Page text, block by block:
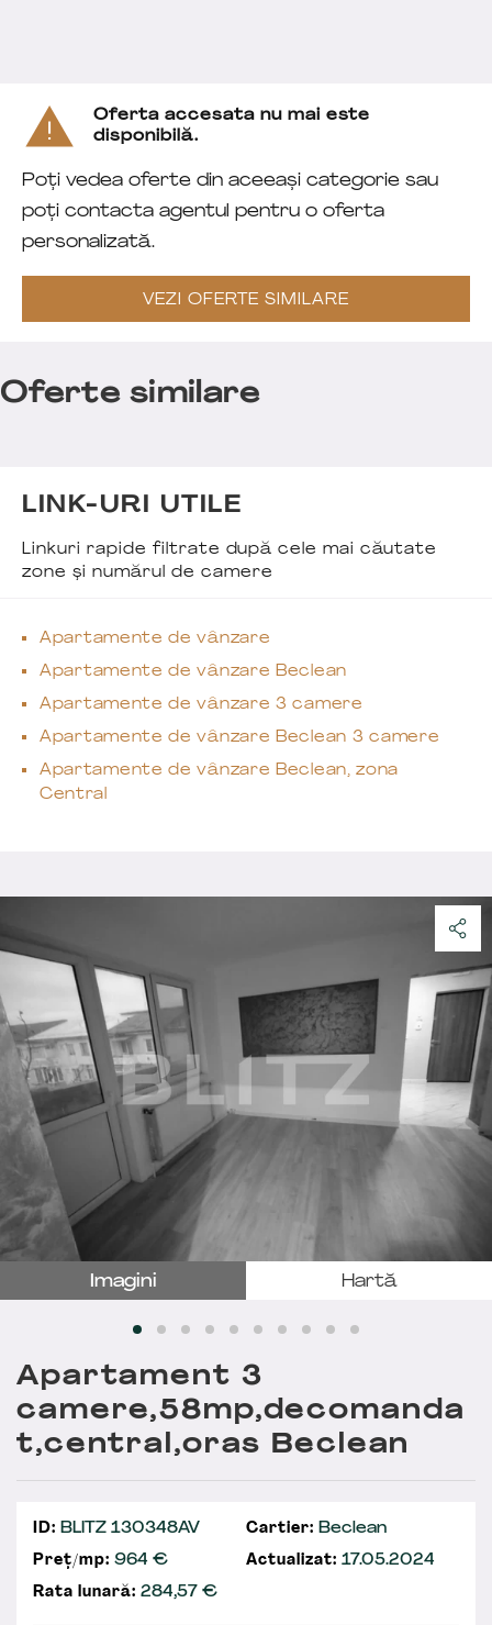
Oferta accesata nu mai este
disponibilă.
Poți vedea oferte din aceeași categorie sau
poți contacta agentul pentru o oferta
personalizată.
VEZI OFERTE SIMILARE
Oferte similare
LINK-URI UTILE
Linkuri rapide filtrate după cele mai căutate
zone și numărul de camere
Apartamente de vânzare
Apartamente de vânzare Beclean
Apartamente de vânzare 3 camere
Apartamente de vânzare Beclean 3 camere
Apartamente de vânzare Beclean, zona
Central
Imagini Hartă
Apartament 3
camere,58mp,decomanda
t,central,oras Beclean
ID: BLITZ 130348AV Cartier: Beclean
Preț/mp: 964 € Actualizat: 17.05.2024
Rata lunară: 284,57 €